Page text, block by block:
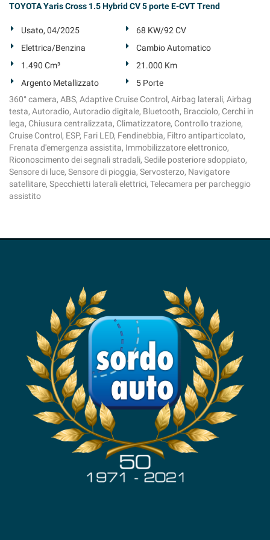
TOYOTA Yaris Cross 1.5 Hybrid CV 5 porte E-CVT Trend
Usato, 04/2025
68 KW/92 CV
Elettrica/Benzina
Cambio Automatico
1.490 Cm³
21.000 Km
Argento Metallizzato
5 Porte
360° camera, ABS, Adaptive Cruise Control, Airbag laterali, Airbag
testa, Autoradio, Autoradio digitale, Bluetooth, Bracciolo, Cerchi in
lega, Chiusura centralizzata, Climatizzatore, Controllo trazione,
Cruise Control, ESP, Fari LED, Fendinebbia, Filtro antiparticolato,
Frenata d'emergenza assistita, Immobilizzatore elettronico,
Riconoscimento dei segnali stradali, Sedile posteriore sdoppiato,
Sensore di luce, Sensore di pioggia, Servosterzo, Navigatore
satellitare, Specchietti laterali elettrici, Telecamera per parcheggio
assistito